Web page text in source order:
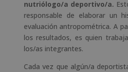
nutriólogo/a deportivo/a.
responsable de elaborar un
evaluación antropométrica. A
los resultados, es quien
los/as integrantes.
Cada vez que algún/a